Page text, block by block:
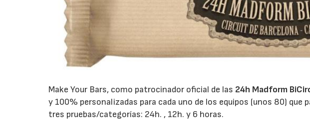
Make Your Bars, como patrocinador oficial de las 24h Madform
y 100% personalizadas para cada uno de los equipos (unos 80) que
tres pruebas/categorías: 24h. , 12h. y 6 horas.